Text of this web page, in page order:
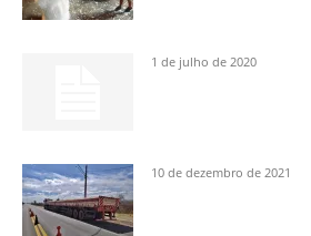
1 de julho de 2020
10 de dezembro de 2021